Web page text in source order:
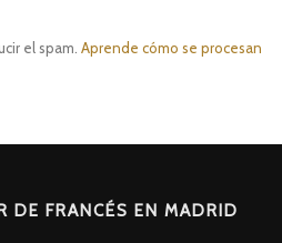
el spam.Aprende cómo se procesan
DE FRANCÉS EN MADRID